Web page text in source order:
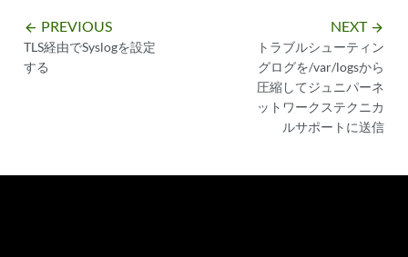
arrow_backward PREVIOUS
TLS経由でSyslogを設定
する
NEXT arrow_forward
トラブルシューティン
グログを/var/logsから
圧縮してジュニパーネ
ットワークステクニカ
ルサポートに送信